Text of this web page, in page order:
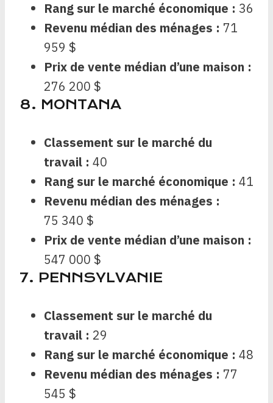
Rang sur le marché économique : 36
Revenu médian des ménages : 71
959 $
Prix ​​de vente médian d’une maison :
276 200 $
8. MONTANA
Classement sur le marché du
travail : 40
Rang sur le marché économique : 41
Revenu médian des ménages :
75 340 $
Prix ​​de vente médian d’une maison :
547 000 $
7. PENNSYLVANIE
Classement sur le marché du
travail : 29
Rang sur le marché économique : 48
Revenu médian des ménages : 77
545 $